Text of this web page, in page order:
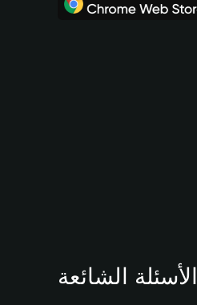
الأسئلة الشائعة